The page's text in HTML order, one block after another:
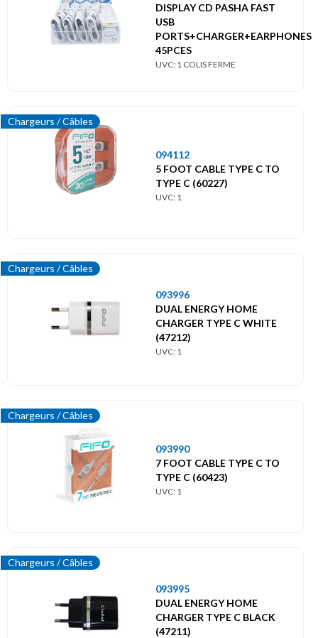
DISPLAY CD PASHA FAST
USB
PORTS+CHARGER+EARPHONES
45PCES
UVC: 1 COLIS FERME
Chargeurs / Câbles
094112
5 FOOT CABLE TYPE C TO
TYPE C (60227)
UVC: 1
Chargeurs / Câbles
093996
DUAL ENERGY HOME
CHARGER TYPE C WHITE
(47212)
UVC: 1
Chargeurs / Câbles
093990
7 FOOT CABLE TYPE C TO
TYPE C (60423)
UVC: 1
Chargeurs / Câbles
093995
DUAL ENERGY HOME
CHARGER TYPE C BLACK
(47211)